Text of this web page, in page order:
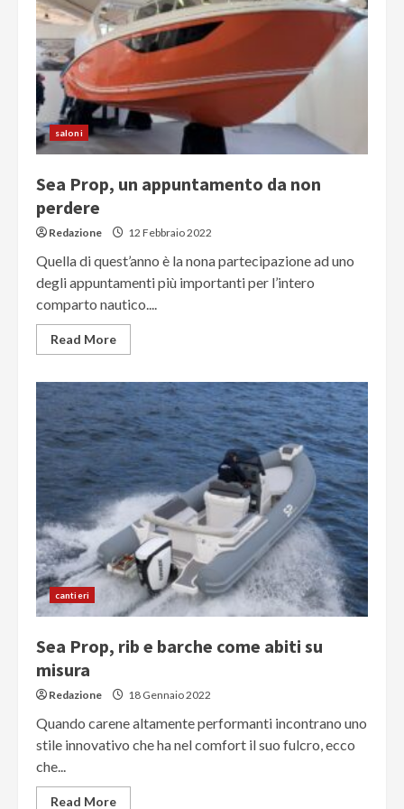
saloni
Sea Prop, un appuntamento da non
perdere
Redazione 12 Febbraio 2022
Quella di quest’anno è la nona partecipazione ad uno
degli appuntamenti più importanti per l’intero
comparto nautico....
Read More
cantieri
Sea Prop, rib e barche come abiti su
misura
Redazione 18 Gennaio 2022
Quando carene altamente performanti incontrano uno
stile innovativo che ha nel comfort il suo fulcro, ecco
che...
Read More